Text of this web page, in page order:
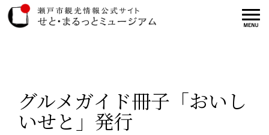
グルメガイド冊子「おいし
いせと」発行